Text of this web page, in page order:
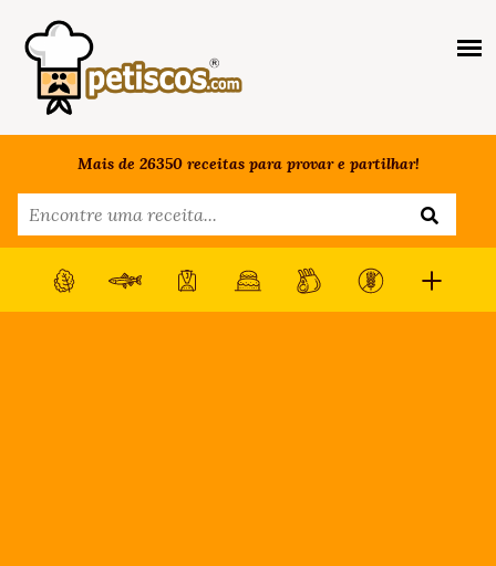
Mais de 26350 receitas para provar e partilhar!